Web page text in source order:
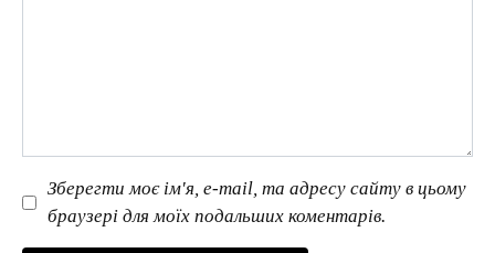
Зберегти моє ім'я, e-mail, та адресу сайту в цьому
браузері для моїх подальших коментарів.